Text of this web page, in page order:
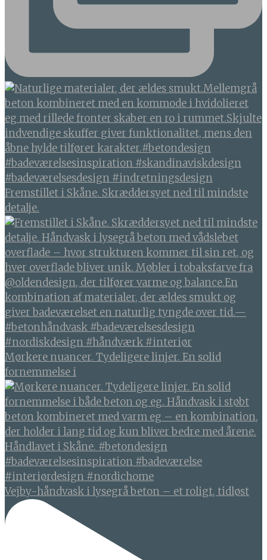
Fremstillet i Skåne. Skræddersyet ned til mindste
detalje.
Mørkere nuancer. Tydeligere linjer. En solid
fornemmelse i
Vejby-håndvask i lysegrå beton – et roligt, tidløst